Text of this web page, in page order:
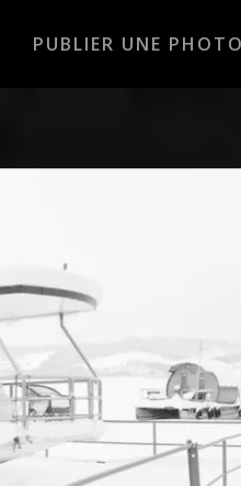
PUBLIER UNE PHOTO